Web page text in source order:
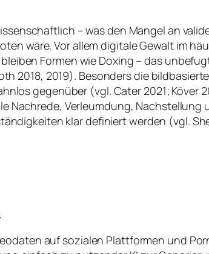
– was den Mangel an
wäre. Vor allem digitale Gewalt im
Formen wie Doxing – das
2018, 2019). Besonders die
gegenüber (vgl. Cater 2021; Köver
Nachrede, Verleumdung, Nachstellung
klar definiert werden (vgl.
auf sozialen Plattformen und